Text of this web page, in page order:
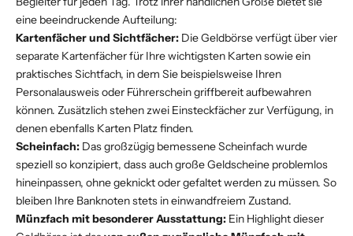
eine beeindruckende Aufteilung:
Kartenfächer und Sichtfächer: Die Geldbörse verfügt über vier
separate Kartenfächer für Ihre wichtigsten Karten sowie ein
praktisches Sichtfach, in dem Sie beispielsweise Ihren
Personalausweis oder Führerschein griffbereit aufbewahren
können. Zusätzlich stehen zwei Einsteckfächer zur Verfügung, in
denen ebenfalls Karten Platz finden.
Scheinfach: Das großzügig bemessene Scheinfach wurde
speziell so konzipiert, dass auch große Geldscheine problemlos
hineinpassen, ohne geknickt oder gefaltet werden zu müssen. So
bleiben Ihre Banknoten stets in einwandfreiem Zustand.
Münzfach mit besonderer Ausstattung: Ein Highlight dieser